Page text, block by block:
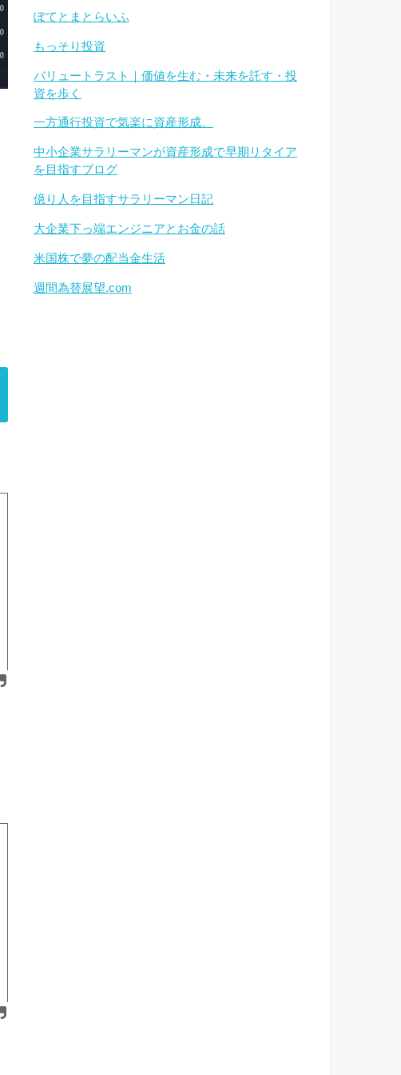
ぽてとまとらいふ
もっそり投資
バリュートラスト｜価値を生む・未来を託す・投
資を歩く
一方通行投資で気楽に資産形成。
中小企業サラリーマンが資産形成で早期リタイア
を目指すブログ
億り人を目指すサラリーマン日記
大企業下っ端エンジニアとお金の話
米国株で夢の配当金生活
週間為替展望.com